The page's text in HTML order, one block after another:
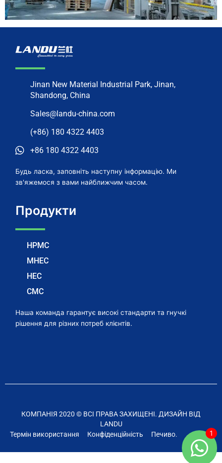
Jinan New Material Industrial Park, Jinan,
Shandong, China
Sales@landu-china.com
(+86) 180 4322 4403
+86 180 4322 4403
Будь ласка, заповніть наступну інформацію. Ми
зв'яжемося з вами найближчим часом.
Продукти
HPMC
MHEC
HEC
CMC
Наша команда гарантує високі стандарти та гнучкі
рішення для різних потреб клієнтів.
КОМПАНІЯ 2020 © ВСІ ПРАВА ЗАХИЩЕНІ. ДИЗАЙН ВІД
LANDU
Термін використання
Конфіденційність Печиво.